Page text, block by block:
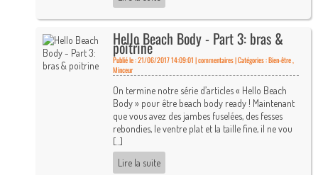
Hello Beach Body - Part 3: bras &
poitrine
Publié le : 21/06/2017 14:09:01 |commentaires | Catégories :Bien-être,
Minceur
On termine notre série d’articles « Hello Beach
Body » pour être beach body ready ! Maintenant
que vous avez des jambes fuselées, des fesses
rebondies, le ventre plat et la taille fine, il ne vou
[...]
Lire la suite